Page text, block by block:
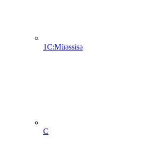
1C:Müəssisə
C